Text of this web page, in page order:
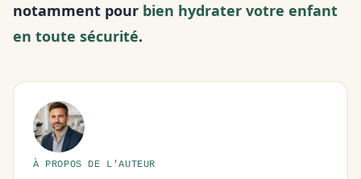
notamment pour bien hydrater votre enfant
en toute sécurité.
À PROPOS DE L'AUTEUR